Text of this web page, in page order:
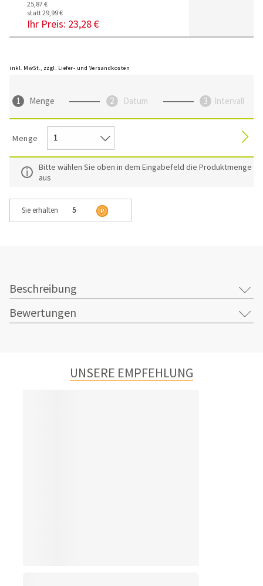
statt 29,99 €
25,87 €
Ihr Preis: 23,28 €
inkl. MwSt., zzgl. Liefer- und Versandkosten
Menge Datum Intervall
Menge
Bitte wählen Sie oben in dem Eingabefeld die Produktmenge
aus
Sie erhalten 5
Beschreibung
Bewertungen
UNSERE EMPFEHLUNG